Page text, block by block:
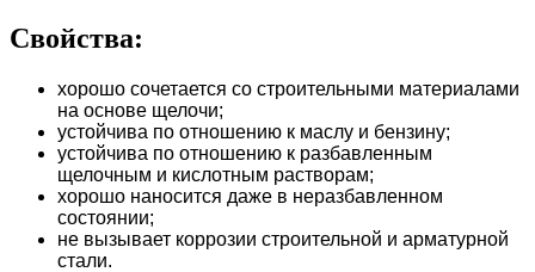
Свойства:
хорошо сочетается со строительными материалами
на основе щелочи;
устойчива по отношению к маслу и бензину;
устойчива по отношению к разбавленным
щелочным и кислотным растворам;
хорошо наносится даже в неразбавленном
состоянии;
не вызывает коррозии строительной и арматурной
стали.